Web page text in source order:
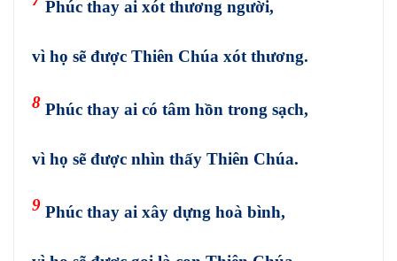
Phúc thay ai xót thương người,
vì họ sẽ được Thiên Chúa xót thương.
8 Phúc thay ai có tâm hồn trong sạch,
vì họ sẽ được nhìn thấy Thiên Chúa.
9 Phúc thay ai xây dựng hoà bình,